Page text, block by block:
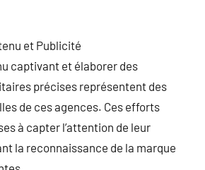
et Publicité
captivant et élaborer des
précises représentent des
de ces agences. Ces efforts
à capter l’attention de leur
la reconnaissance de la marque